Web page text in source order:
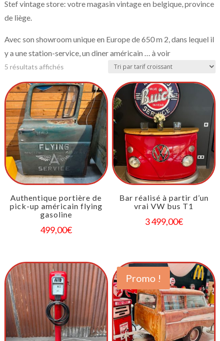
Stef vintage store: votre magasin vintage en belgique, province
de liège.
Avec son showroom unique en Europe de 650 m 2, dans lequel il
y a une station-service, un diner américain … à voir
5 résultats affichés
Authentique portière de
pick-up américain flying
gasoline
499,00€
Bar réalisé à partir d’un
vrai VW bus T1
3 499,00€
Promo !